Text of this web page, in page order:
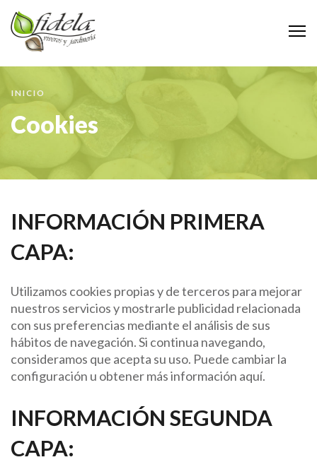
INICIO
Cookies
INFORMACIÓN PRIMERA
CAPA:
Utilizamos cookies propias y de terceros para mejorar
nuestros servicios y mostrarle publicidad relacionada
con sus preferencias mediante el análisis de sus
hábitos de navegación. Si continua navegando,
consideramos que acepta su uso. Puede cambiar la
configuración u obtener más información aquí.
INFORMACIÓN SEGUNDA
CAPA: